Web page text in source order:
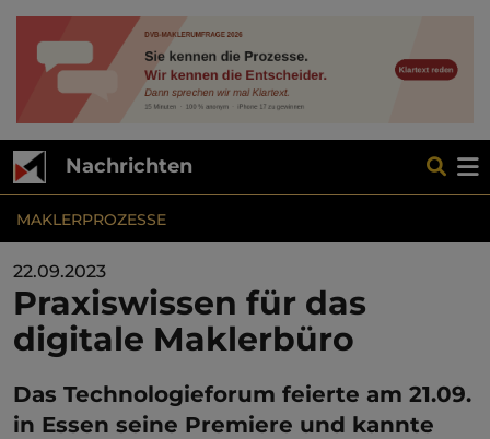
Nachrichten
MAKLERPROZESSE
22.09.2023
Praxiswissen für das
digitale Maklerbüro
Das Technologieforum feierte am 21.09.
in Essen seine Premiere und kannte